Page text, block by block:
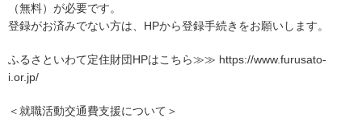
（無料）が必要です。
登録がお済みでない方は、HPから登録手続きをお願いします。
ふるさといわて定住財団HPはこちら≫≫ https://www.furusato-
i.or.jp/
＜就職活動交通費支援について＞